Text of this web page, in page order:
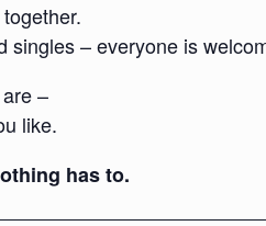
singles – everyone is
–
like.
has to.